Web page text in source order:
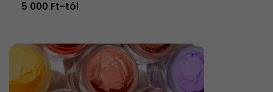
5 000 Ft-tól